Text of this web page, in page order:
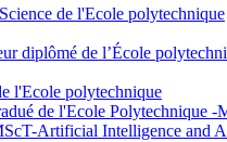
de l'Ecole polytechnique
diplômé de l’École
l'Ecole polytechnique
de l'Ecole Polytechnique -
Artificial Intelligence and